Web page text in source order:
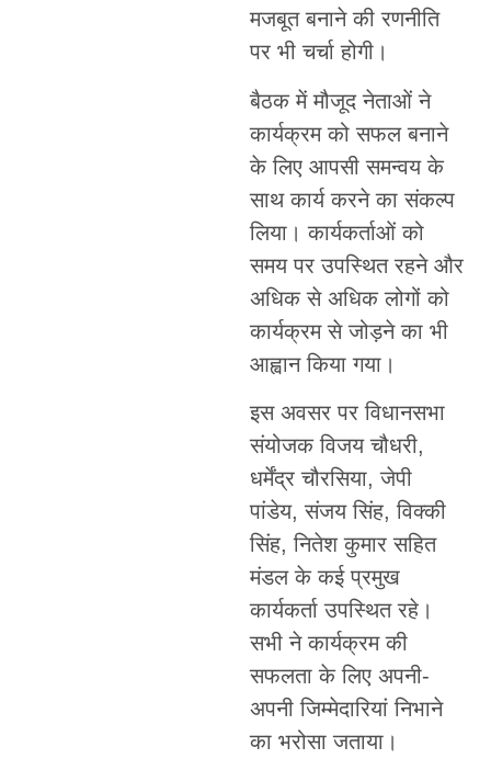
मजबूत बनाने की रणनीति
पर भी चर्चा होगी।
बैठक में मौजूद नेताओं ने
कार्यक्रम को सफल बनाने
के लिए आपसी समन्वय के
साथ कार्य करने का संकल्प
लिया। कार्यकर्ताओं को
समय पर उपस्थित रहने और
अधिक से अधिक लोगों को
कार्यक्रम से जोड़ने का भी
आह्वान किया गया।
इस अवसर पर विधानसभा
संयोजक विजय चौधरी,
धर्मेंद्र चौरसिया, जेपी
पांडेय, संजय सिंह, विक्की
सिंह, नितेश कुमार सहित
मंडल के कई प्रमुख
कार्यकर्ता उपस्थित रहे।
सभी ने कार्यक्रम की
सफलता के लिए अपनी-
अपनी जिम्मेदारियां निभाने
का भरोसा जताया।